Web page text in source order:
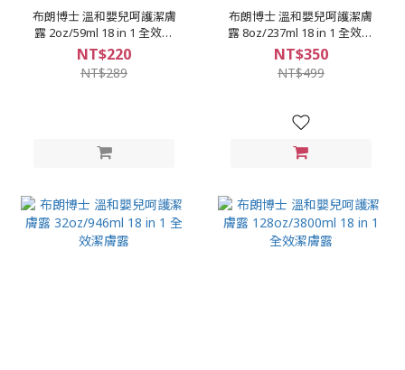
布朗博士 溫和嬰兒呵護潔膚
露 2oz/59ml 18 in 1 全效潔
膚露
NT$220
NT$289
布朗博士 溫和嬰兒呵護潔膚
露 8oz/237ml 18 in 1 全效潔
膚露
NT$350
NT$499